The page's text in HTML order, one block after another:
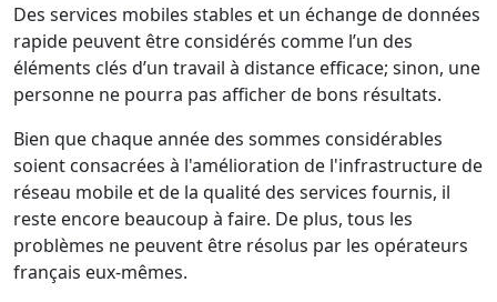
Des services mobiles stables et un échange de données
rapide peuvent être considérés comme l’un des
éléments clés d’un travail à distance efficace; sinon, une
personne ne pourra pas afficher de bons résultats.
Bien que chaque année des sommes considérables
soient consacrées à l'amélioration de l'infrastructure de
réseau mobile et de la qualité des services fournis, il
reste encore beaucoup à faire. De plus, tous les
problèmes ne peuvent être résolus par les opérateurs
français eux-mêmes.